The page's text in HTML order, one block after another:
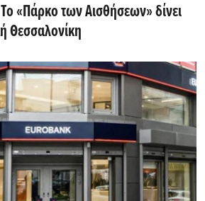
Το «Πάρκο των Αισθήσεων» δίνει
Θεσσαλονίκη